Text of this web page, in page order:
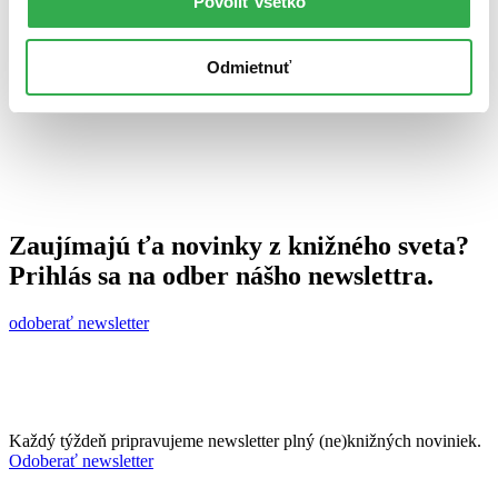
Odmietnuť
Zaujímajú ťa novinky z knižného sveta?
Prihlás sa na odber nášho newslettra.
odoberať newsletter
Každý týždeň pripravujeme newsletter plný (ne)knižných noviniek.
Odoberať newsletter